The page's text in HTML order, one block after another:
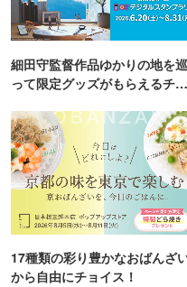
細田守監督作品ゆかりの地を巡
って限定グッズがもらえるチャ
17種類の彩り豊かなおばんざ
から自由にチョイス！